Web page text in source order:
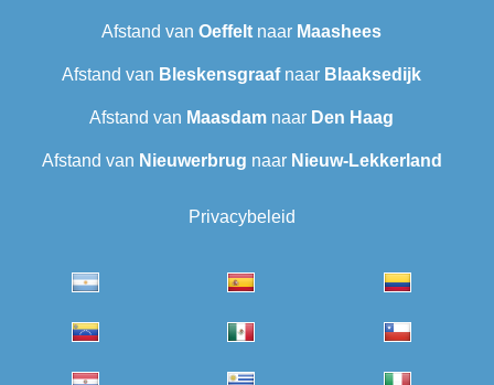
Afstand van Oeffelt naar Maashees
Afstand van Bleskensgraafnaar Blaaksedijk
Afstand van Maasdam naar Den Haag
Afstand van Nieuwerbrug naar Nieuw-Lekkerland
Privacybeleid